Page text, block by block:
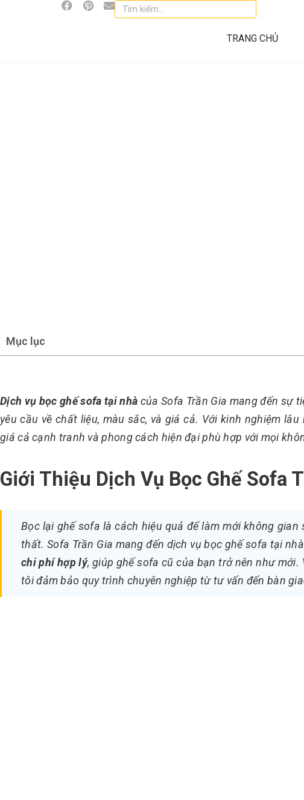
TRANG CHỦ
Mục lục
Dịch vụ bọc ghế sofa tại nhà của Sofa Trần Gia mang đến sự
yêu cầu về chất liệu, màu sắc, và giá cả. Với kinh nghiệm
giá cả cạnh tranh và phong cách hiện đại phù hợp với mọi
Giới Thiệu Dịch Vụ Bọc Ghế Sofa
Bọc lại ghế sofa là cách hiệu quả để làm mới không
thất. Sofa Trần Gia mang đến dịch vụ bọc ghế sofa tại
chi phí hợp lý, giúp ghế sofa cũ của bạn trở nên như
tôi đảm bảo quy trình chuyên nghiệp từ tư vấn đến bàn